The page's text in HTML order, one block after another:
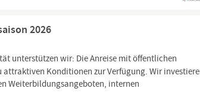
2026
unterstützen wir: Die Anreise mit öffentlichen
attraktiven Konditionen zur Verfügung. Wir
Weiterbildungsangeboten, internen